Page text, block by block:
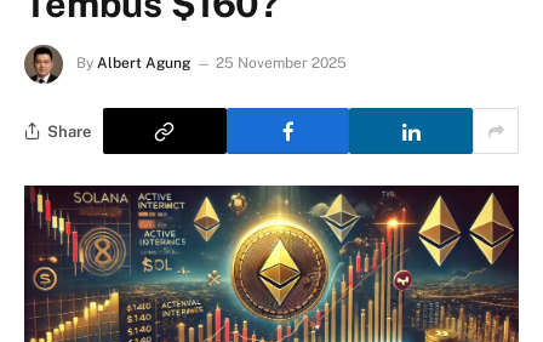
By Albert Agung 25 November 2025
Share